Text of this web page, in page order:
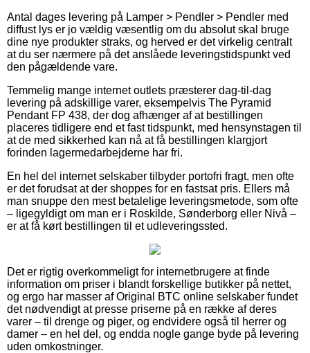
Antal dages levering på Lamper > Pendler > Pendler med
diffust lys er jo vældig væsentlig om du absolut skal bruge
dine nye produkter straks, og herved er det virkelig centralt
at du ser nærmere på det anslåede leveringstidspunkt ved
den pågældende vare.
Temmelig mange internet outlets præsterer dag-til-dag
levering på adskillige varer, eksempelvis The Pyramid
Pendant FP 438, der dog afhænger af at bestillingen
placeres tidligere end et fast tidspunkt, med hensynstagen til
at de med sikkerhed kan nå at få bestillingen klargjort
forinden lagermedarbejderne har fri.
En hel del internet selskaber tilbyder portofri fragt, men ofte
er det forudsat at der shoppes for en fastsat pris. Ellers må
man snuppe den mest betalelige leveringsmetode, som ofte
– ligegyldigt om man er i Roskilde, Sønderborg eller Nivå –
er at få kørt bestillingen til et udleveringssted.
Det er rigtig overkommeligt for internetbrugere at finde
information om priser i blandt forskellige butikker på nettet,
og ergo har masser af Original BTC online selskaber fundet
det nødvendigt at presse priserne på en række af deres
varer – til drenge og piger, og endvidere også til herrer og
damer – en hel del, og endda nogle gange byde på levering
uden omkostninger.